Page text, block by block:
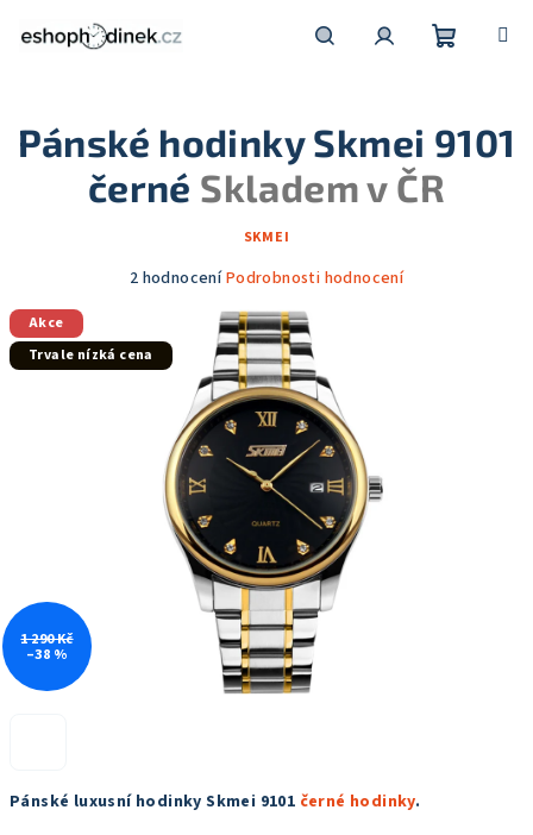
košík
Pánské luxusní hodinky Skmei 9101 černé hodinky.
Pánské hodinky Skmei 9101
černé Skladem v ČR
SKMEI
Průměrné
je
5,0
hvězdiček.
2 hodnoceníPodrobnosti hodnocení
Akce
Trvale nízká cena
1 290 Kč
–38 %